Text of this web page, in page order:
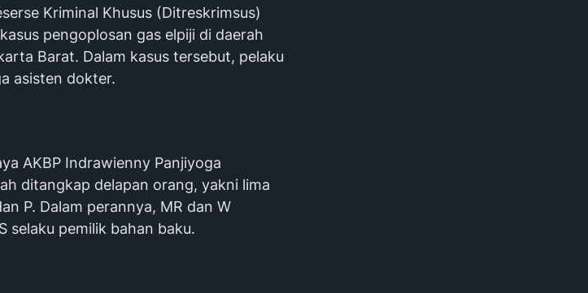
Kriminal Khusus (Ditreskrimsus)
pengoplosan gas elpiji di daerah
Barat. Dalam kasus tersebut, pelaku
asisten dokter.
AKBP Indrawienny Panjiyoga
ditangkap delapan orang, yakni lima
P. Dalam perannya, MR dan W
selaku pemilik bahan baku.